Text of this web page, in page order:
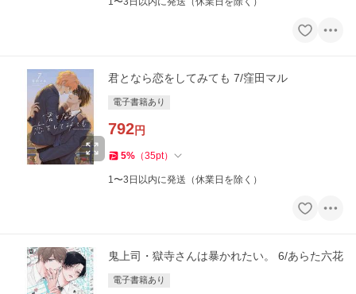
君となら恋をしてみても 7/窪田マル
電子書籍あり
792円
5% （35pt）
1〜3日以内に発送（休業日を除く）
鬼上司・獄寺さんは暴かれたい。 6/あらた六花
電子書籍あり